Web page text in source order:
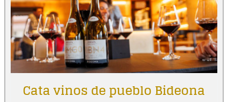
Cata vinos de pueblo Bideona